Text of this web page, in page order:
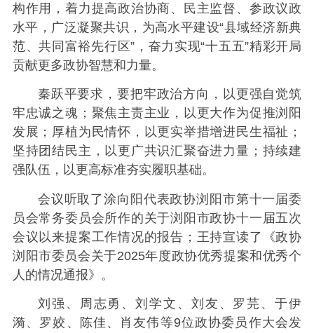
构作用，着力提高政治协商、民主监督、参政议政
水平，广泛凝聚共识，为高水平建设“县域经济新典
范、共同富裕先行区”，奋力实现“十五五”精彩开局
贡献更多政协智慧和力量。
秦跃平要求，要把牢政治方向，以更强自觉筑
牢忠诚之魂；聚焦主责主业，以更大作为促推浏阳
发展；厚植为民情怀，以更实举措增进民生福祉；
坚持团结民主，以更广共识汇聚奋进力量；持续建
强队伍，以更高标准夯实履职基础。
会议听取了涂向阳代表政协浏阳市第十一届委
员会常务委员会所作的关于浏阳市政协十一届五次
会议以来提案工作情况的报告；王持宣读了《政协
浏阳市委员会关于2025年度政协优秀提案和优秀个
人的情况通报》。
刘强、周志勇、刘学文、刘友、罗芫、于伊
漪、罗姣、陈佳、肖友伟等9位政协委员作大会发